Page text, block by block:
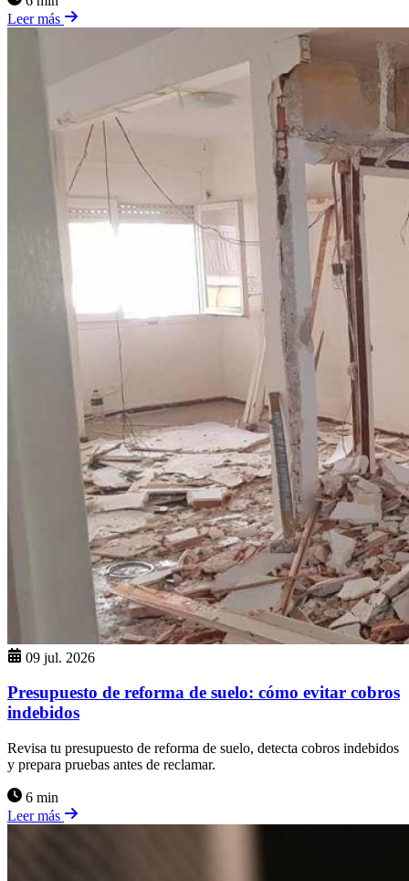
Leer más
09 jul. 2026
Presupuesto de reforma de suelo: cómo evitar cobros
indebidos
Revisa tu presupuesto de reforma de suelo, detecta cobros indebidos
y prepara pruebas antes de reclamar.
6 min
Leer más